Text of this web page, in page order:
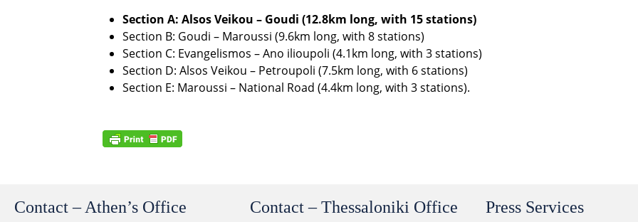
Section A: Alsos Veikou – Goudi (12.8km long, with 15 stations)
Section B: Goudi – Maroussi (9.6km long, with 8 stations)
Section C: Evangelismos – Ano ilioupoli (4.1km long, with 3 stations)
Section D: Alsos Veikou – Petroupoli (7.5km long, with 6 stations)
Section E: Maroussi – National Road (4.4km long, with 3 stations).
Contact – Athen’s Office Contact – Thessaloniki Office Press Services